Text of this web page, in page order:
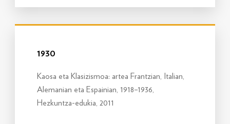
1930
Kaosa eta Klasizismoa: artea Frantzian, Italian,
Alemanian eta Espainian, 1918–1936,
Hezkuntza-edukia, 2011